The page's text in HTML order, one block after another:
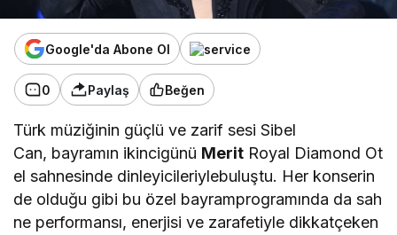
Google'da Abone Ol
0 Paylaş Beğen
Türk müziğinin güçlü ve zarif sesi Sibel
Can, bayramın ikincigünü Merit Royal Diamond Ot
el sahnesinde dinleyicileriylebuluştu. Her konserin
de olduğu gibi bu özel bayramprogramında da sah
ne performansı, enerjisi ve zarafetiyle dikkatçeken